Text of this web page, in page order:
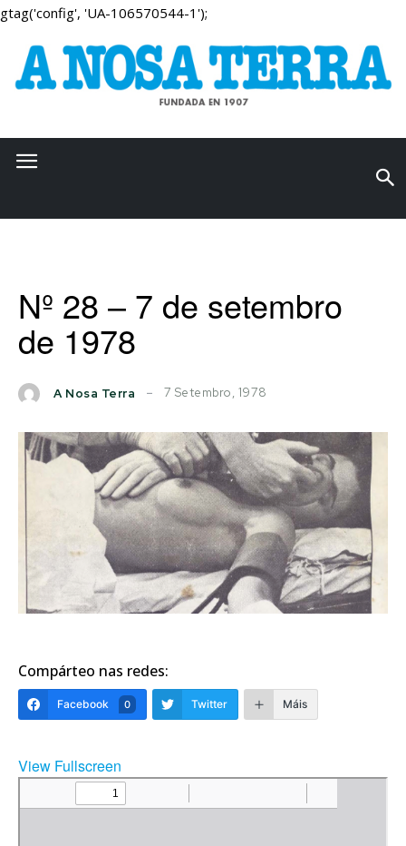
gtag('config', 'UA-106570544-1');
Nº 28 – 7 de setembro
de 1978
A Nosa Terra 7 Setembro, 1978
Compárteo nas redes:
Facebook 0 Twitter Máis
View Fullscreen